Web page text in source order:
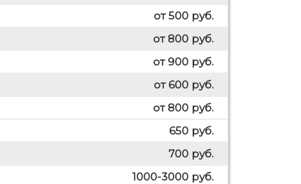
от 500 руб.
от 800 руб.
от 900 руб.
от 600 руб.
от 800 руб.
650 руб.
700 руб.
1000-3000 руб.